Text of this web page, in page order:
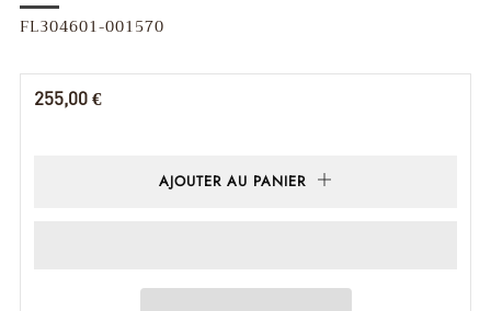
FL304601-001570
Prix
255,00 €
AJOUTER AU PANIER